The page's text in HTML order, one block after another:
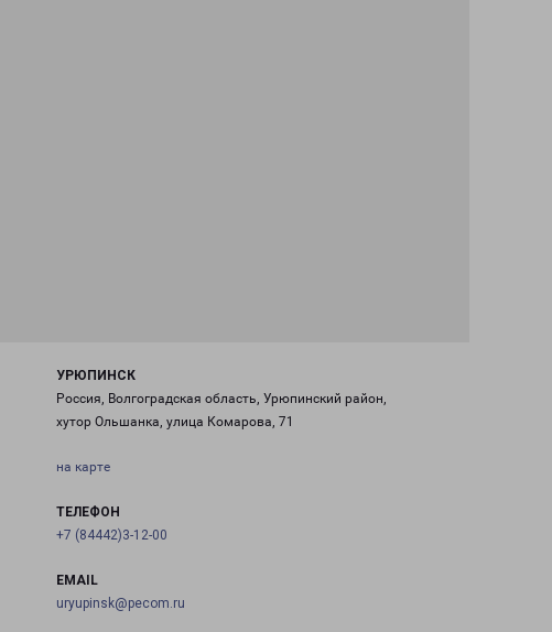
УРЮПИНСК
Россия, Волгоградская область, Урюпинский район,
хутор Ольшанка, улица Комарова, 71
на карте
ТЕЛЕФОН
+7 (84442)3-12-00
EMAIL
uryupinsk@pecom.ru